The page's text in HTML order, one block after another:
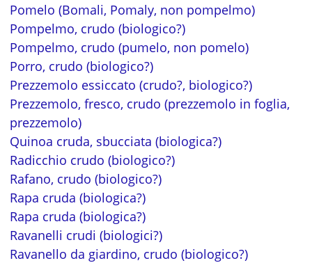
Pomelo (Bomali, Pomaly, non pompelmo)
Pompelmo, crudo (biologico?)
Pompelmo, crudo (pumelo, non pomelo)
Porro, crudo (biologico?)
Prezzemolo essiccato (crudo?, biologico?)
Prezzemolo, fresco, crudo (prezzemolo in foglia,
prezzemolo)
Quinoa cruda, sbucciata (biologica?)
Radicchio crudo (biologico?)
Rafano, crudo (biologico?)
Rapa cruda (biologica?)
Rapa cruda (biologica?)
Ravanelli crudi (biologici?)
Ravanello da giardino, crudo (biologico?)